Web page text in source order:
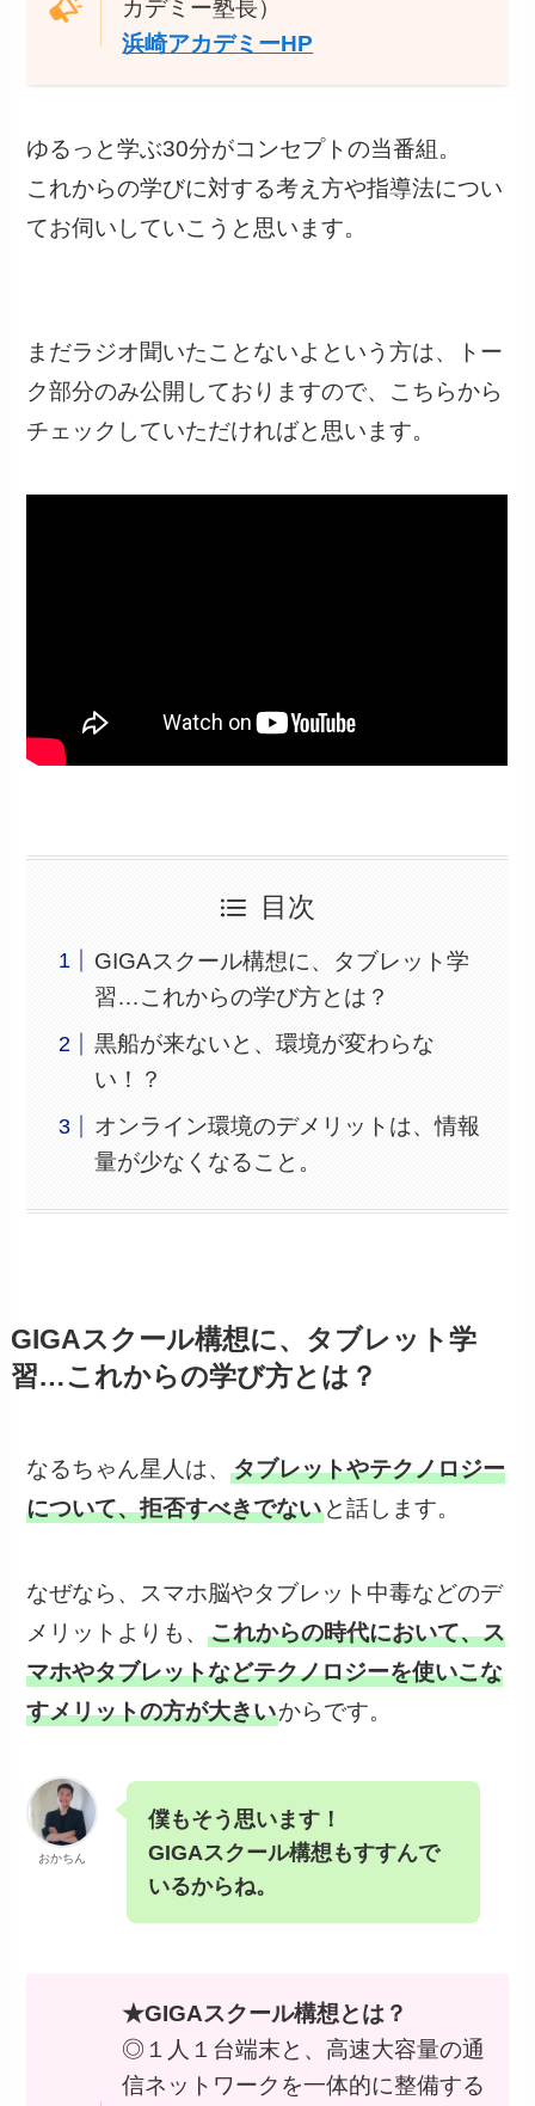
カデミー塾長）
浜崎アカデミーHP
ゆるっと学ぶ30分がコンセプトの当番組。
これからの学びに対する考え方や指導法につい
てお伺いしていこうと思います。
まだラジオ聞いたことないよという方は、トー
ク部分のみ公開しておりますので、こちらから
チェックしていただければと思います。
目次
GIGAスクール構想に、タブレット学
習…これからの学び方とは？
黒船が来ないと、環境が変わらな
い！？
オンライン環境のデメリットは、情報
量が少なくなること。
GIGAスクール構想に、タブレット学
習…これからの学び方とは？
なるちゃん星人は、タブレットやテクノロジー
について、拒否すべきでない と話します。
なぜなら、スマホ脳やタブレット中毒などのデ
メリットよりも、これからの時代において、ス
マホやタブレットなどテクノロジーを使いこな
すメリットの方が大きいからです。
おかちん
僕もそう思います！
GIGAスクール構想もすすんで
いるからね。
★GIGAスクール構想とは？
◎１人１台端末と、高速大容量の通
信ネットワークを一体的に整備する